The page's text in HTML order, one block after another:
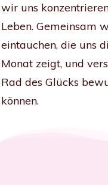
wir uns
Leben. Gemeinsam
eintauchen, die uns
Monat zeigt, und
Rad des Glücks
können.